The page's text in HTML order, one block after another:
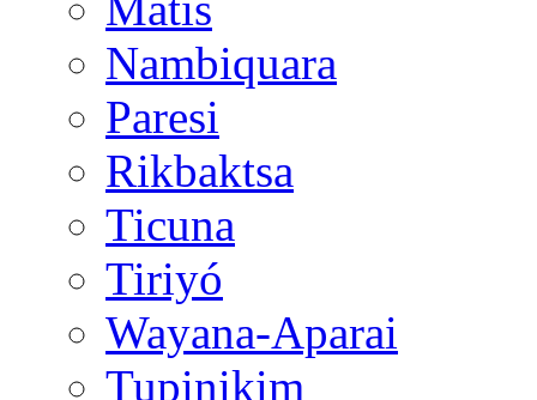
Nambiquara
Paresi
Rikbaktsa
Ticuna
Tiriyó
Wayana-Aparai
Tupinikim